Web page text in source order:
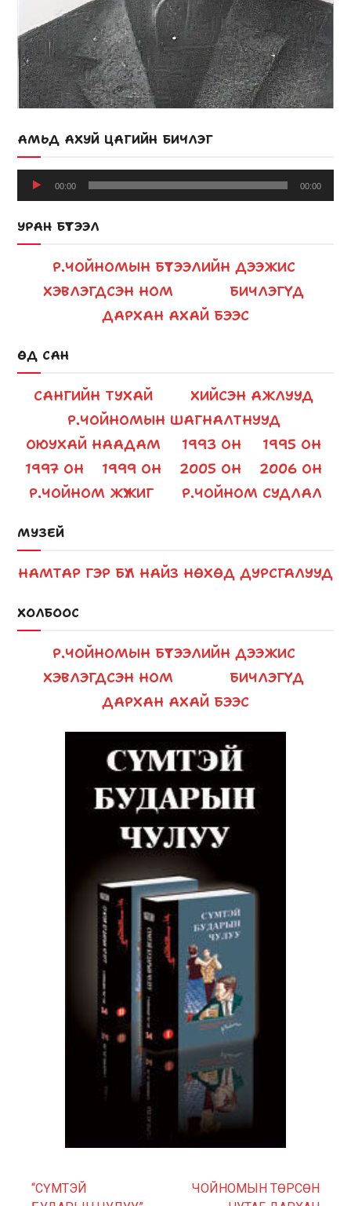
АМЬД АХУЙ ЦАГИЙН БИЧЛЭГ
Audio
Player
00:00 00:00
УРАН БҮТЭЭЛ
Р.ЧОЙНОМЫН БҮТЭЭЛИЙН ДЭЭЖИС
ХЭВЛЭГДСЭН НОМ
БИЧЛЭГҮҮД
ДАРХАН АХАЙ БЭЭС
ӨД САН
САНГИЙН ТУХАЙ
ХИЙСЭН АЖЛУУД
Р.ЧОЙНОМЫН ШАГНАЛТНУУД
ОЮУХАЙ НААДАМ
1993 ОН
1995 ОН
1997 ОН
1999 ОН 2005 ОН
2006 ОН
Р.ЧОЙНОМ ЖҮЖИГ
Р.ЧОЙНОМ СУДЛАЛ
МУЗЕЙ
НАМТАР ГЭР БҮЛ НАЙЗ НӨХӨД ДУРСГАЛУУД
ХОЛБООС
Р.ЧОЙНОМЫН БҮТЭЭЛИЙН ДЭЭЖИС
ХЭВЛЭГДСЭН НОМ
БИЧЛЭГҮҮД
ДАРХАН АХАЙ БЭЭС
“СҮМТЭЙ
ЧОЙНОМЫН ТӨРСӨН